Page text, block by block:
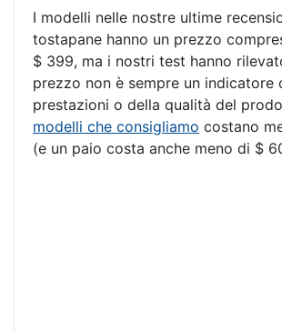
I modelli nelle nostre ultime
tostapane hanno un prezzo
$ 399, ma i nostri test hanno
prezzo non è sempre un indicatore
prestazioni o della qualità del
modelli che consigliamo costano
(e un paio costa anche meno di $